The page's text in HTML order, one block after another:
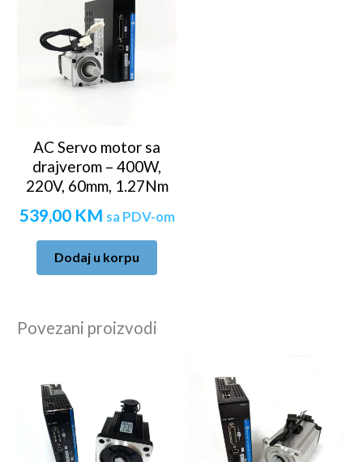
AC Servo motor sa
drajverom – 400W,
220V, 60mm, 1.27Nm
539,00 KM sa PDV-om
Dodaj u korpu
Povezani proizvodi